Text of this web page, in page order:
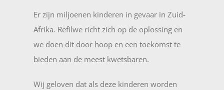
Er zijn miljoenen kinderen in gevaar in Zuid-
Afrika. Refilwe richt zich op de oplossing en
we doen dit door hoop en een toekomst te
bieden aan de meest kwetsbaren.
Wij geloven dat als deze kinderen worden